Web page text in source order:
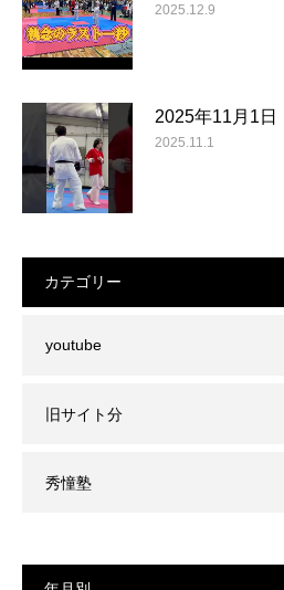
2025.12.9
2025年11月1日
2025.11.1
カテゴリー
youtube
旧サイト分
秀憧塾